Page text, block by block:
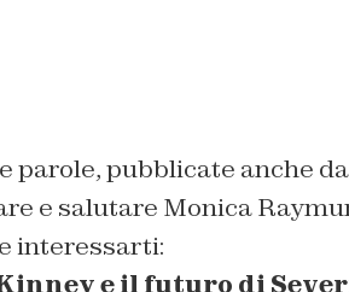
parole, pubblicate anche
e salutare Monica
interessarti:
e il futuro di